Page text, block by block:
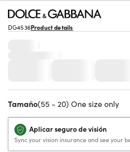
DG4536Product details
Tamaño(55 - 20) One size only
Aplicar seguro de visión
Sync your vision insurance and see your